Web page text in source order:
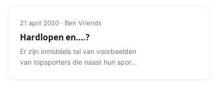
21 april 2020 · Ben Vriends
Hardlopen en....?
Er zijn inmiddels tal van voorbeelden
van topsporters die naast hun sport